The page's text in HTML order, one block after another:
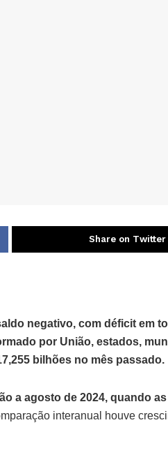
Share on Twitter
negativo, com déficit em
por União, estados,
bilhões no mês passado.
a agosto de 2024, quando
interanual houve